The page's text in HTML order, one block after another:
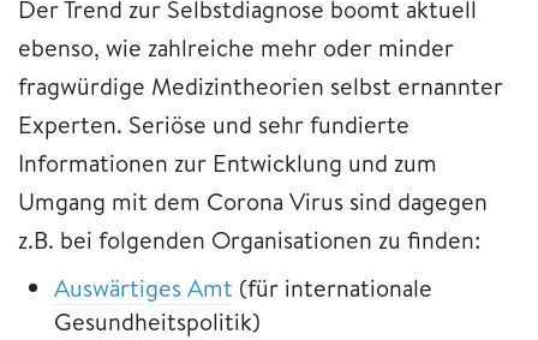
Der Trend zur Selbstdiagnose boomt aktuell
ebenso, wie zahlreiche mehr oder minder
fragwürdige Medizintheorien selbst ernannter
Experten. Seriöse und sehr fundierte
Informationen zur Entwicklung und zum
Umgang mit dem Corona Virus sind dagegen
z.B. bei folgenden Organisationen zu finden:
Auswärtiges Amt (für internationale
Gesundheitspolitik)